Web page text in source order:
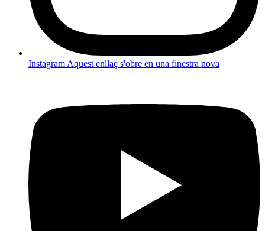
Instagram Aquest enllaç s'obre en una finestra nova